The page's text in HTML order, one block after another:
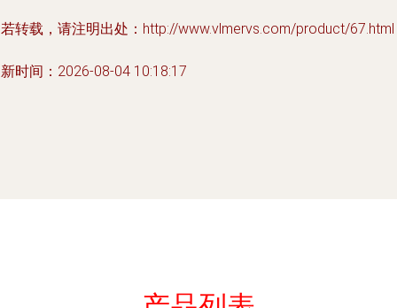
转载，请注明出处：http://www.vlmervs.com/product/67.html
时间：2026-08-04 10:18:17